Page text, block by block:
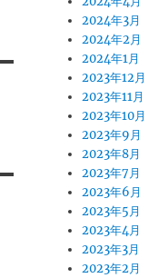
2024年3月
2024年2月
2024年1月
2023年12月
2023年11月
2023年10月
2023年9月
2023年8月
2023年7月
2023年6月
2023年5月
2023年4月
2023年3月
2023年2月